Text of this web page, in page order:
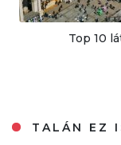
Top 10
TALÁN EZ